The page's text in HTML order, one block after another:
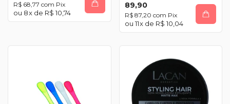
R$ 68,77 com Pix
8x de R$ 10,74
89,90
R$ 87,20 com Pix
11x de R$ 10,04